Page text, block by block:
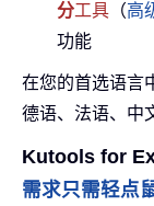
分工具 （高
功能
在您的首选语言
德语、法语、中
Kutools for
需求只需轻点